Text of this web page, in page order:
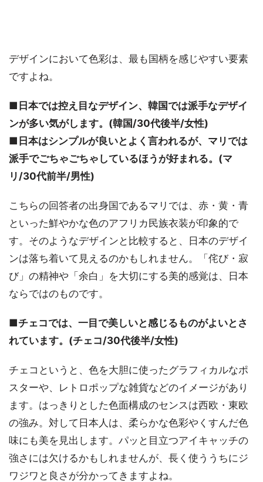
デザインにおいて色彩は、最も国柄を感じやすい要素
ですよね。
■日本では控え目なデザイン、韓国では派手なデザイ
ンが多い気がします。(韓国/30代後半/女性)
■日本はシンプルが良いとよく言われるが、マリでは
派手でごちゃごちゃしているほうが好まれる。(マ
リ/30代前半/男性)
こちらの回答者の出身国であるマリでは、赤・黄・青
といった鮮やかな色のアフリカ民族衣装が印象的で
す。そのようなデザインと比較すると、日本のデザイ
ンは落ち着いて見えるのかもしれません。「侘び・寂
び」の精神や「余白」を大切にする美的感覚は、日本
ならではのものです。
■チェコでは、一目で美しいと感じるものがよいとさ
れています。(チェコ/30代後半/女性)
チェコというと、色を大胆に使ったグラフィカルなポ
スターや、レトロポップな雑貨などのイメージがあり
ます。はっきりとした色面構成のセンスは西欧・東欧
の強み。対して日本人は、柔らかな色彩やくすんだ色
味にも美を見出します。パッと目立つアイキャッチの
強さには欠けるかもしれませんが、長く使ううちにジ
ワジワと良さが分かってきますよね。